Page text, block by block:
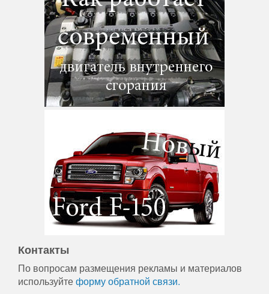
Контакты
По вопросам размещения рекламы и материалов
используйтеформу обратной связи.